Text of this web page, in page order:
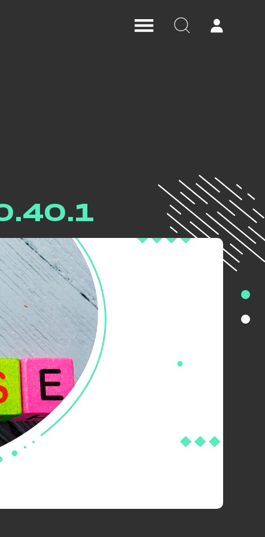
подписка
сервера ЭВОТОР, который
товар по данным учета получается
сумма.